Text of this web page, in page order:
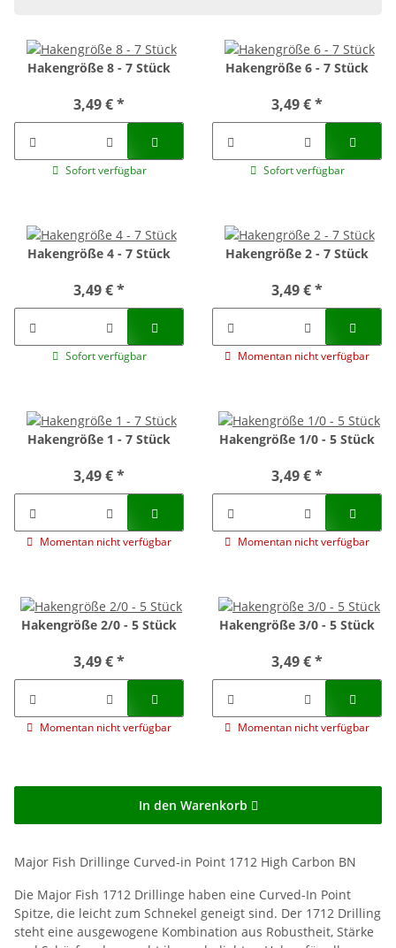
Hakengröße 8 - 7 Stück
3,49 €*
Sofort verfügbar
Hakengröße 6 - 7 Stück
3,49 €*
Sofort verfügbar
Hakengröße 4 - 7 Stück
3,49 €*
Sofort verfügbar
Hakengröße 2 - 7 Stück
3,49 €*
Momentan nicht verfügbar
Hakengröße 1 - 7 Stück
3,49 €*
Momentan nicht verfügbar
Hakengröße 1/0 - 5 Stück
3,49 €*
Momentan nicht verfügbar
Hakengröße 2/0 - 5 Stück
3,49 €*
Momentan nicht verfügbar
Hakengröße 3/0 - 5 Stück
3,49 €*
Momentan nicht verfügbar
In den Warenkorb
Major Fish Drillinge Curved-in Point 1712 High Carbon BN
Die Major Fish 1712 Drillinge haben eine Curved-In Point
Spitze, die leicht zum Schnekel geneigt sind. Der 1712 Drilling
steht eine ausgewogene Kombination aus Robustheit, Stärke